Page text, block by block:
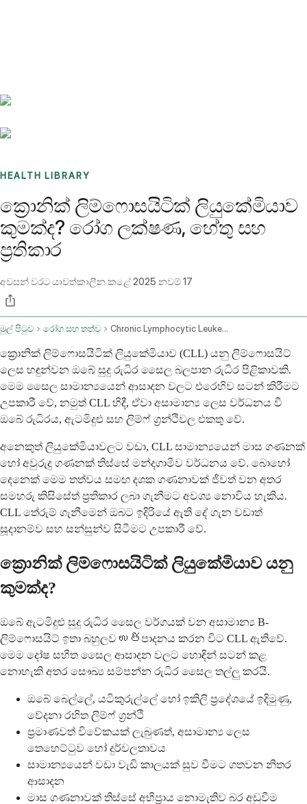
HEALTH LIBRARY
ක්‍රොනික් ලිම්ෆොසයිටික් ලියුකේමියාව
කුමක්ද? රෝග ලක්ෂණ, හේතු සහ
ප්‍රතිකාර
අවසන් වරට යාවත්කාලීන කළේ2025 නවම් 17
මුල් පිටුව රෝග සහ තත්ව Chronic Lymphocytic Leukemia
ක්‍රොනික් ලිම්ෆොසයිටික් ලියුකේමියාව (CLL) යනු ලිම්ෆොසයිට්
ලෙස හඳුන්වන ඔබේ සුදු රුධිර සෛල බලපාන රුධිර පිළිකාවකි.
මෙම සෛල සාමාන්‍යයෙන් ආසාදන වලට එරෙහිව සටන් කිරීමට
උපකාරී වේ, නමුත් CLL හිදී, ඒවා අසාමාන්‍ය ලෙස වර්ධනය වී
ඔබේ රුධිරය, ඇටමිදුළු සහ ලිම්ෆ් ග්‍රන්ථිවල එකතු වේ.
අනෙකුත් ලියුකේමියාවලට වඩා, CLL සාමාන්‍යයෙන් මාස ගණනක්
හෝ අවුරුදු ගණනක් තිස්සේ මන්දගාමීව වර්ධනය වේ. බොහෝ
දෙනෙක් මෙම තත්වය සමඟ දශක ගණනාවක් ජීවත් වන අතර
සමහරු කිසිසේත් ප්‍රතිකාර ලබා ගැනීමට අවශ්‍ය නොවිය හැකිය.
CLL තේරුම් ගැනීමෙන් ඔබට ඉදිරියේ ඇති දේ ගැන වඩාත්
සූදානම්ව සහ සන්සුන්ව සිටීමට උපකාරී වේ.
ක්‍රොනික් ලිම්ෆොසයිටික් ලියුකේමියාව යනු
කුමක්ද?
ඔබේ ඇටමිදුළු සුදු රුධිර සෛල වර්ගයක් වන අසාමාන්‍ය B-
ලිම්ෆොසයිට් ඉතා බහුලව ಉత్පාදනය කරන විට CLL ඇතිවේ.
මෙම දෝෂ සහිත සෛල ආසාදන වලට හොඳින් සටන් කළ
නොහැකි අතර සෞඛ්‍ය සම්පන්න රුධිර සෛල තල්ලු කරයි.
ඔබේ බෙල්ලේ, යටිකුරුල්ලේ හෝ ඉකිලි ප්‍රදේශයේ ඉදිමුණු,
වේදනා රහිත ලිම්ෆ් ග්‍රන්ථි
ප්‍රමාණවත් විවේකයක් ලැබුණත්, අසාමාන්‍ය ලෙස
තෙහෙට්ටුව හෝ දුර්වලතාවය
සාමාන්‍යයෙන් වඩා වැඩි කාලයක් සුව වීමට ගතවන නිතර
ආසාදන
මාස ගණනාවක් තිස්සේ අභිප්‍රාය නොමැතිව බර අඩුවීම